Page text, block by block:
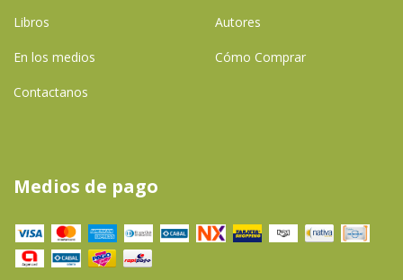
Libros Autores
En los medios Cómo Comprar
Contactanos
Medios de pago